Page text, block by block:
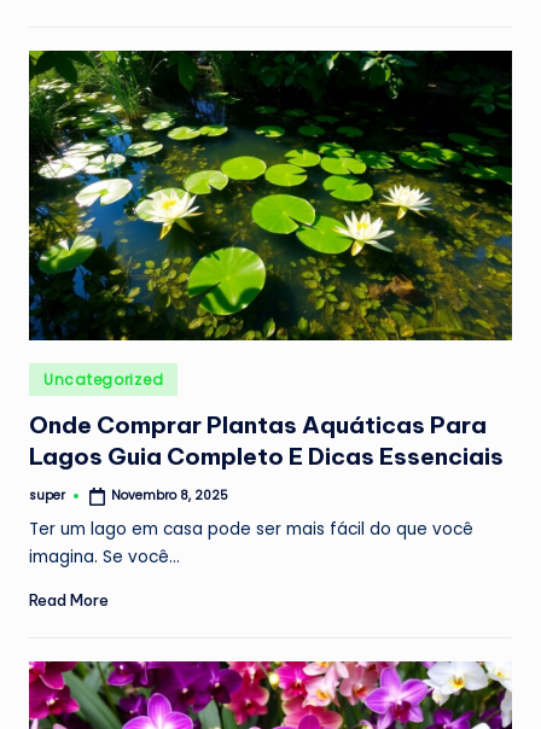
Posted
in
Uncategorized
Onde Comprar Plantas Aquáticas Para
Lagos Guia Completo E Dicas Essenciais
Posted
super Novembro 8, 2025
Ter um lago em casa pode ser mais fácil do que você
imagina. Se você…
Read More